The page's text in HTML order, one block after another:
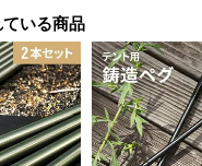
いる商品